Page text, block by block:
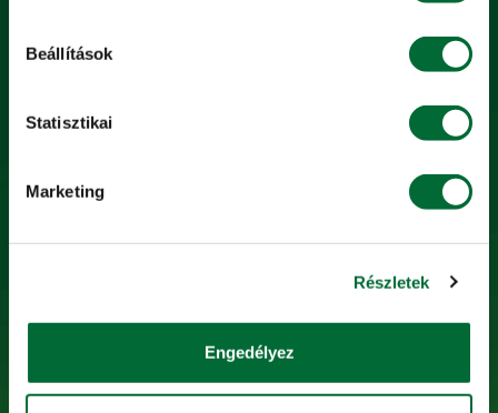
Beállítások
Statisztikai
Marketing
Részletek
Engedélyez
Webshop
SZOLGÁLTATÁSOK
KITE Hiteliroda
Gépkezelői oktatás
Precíziós szolgáltatások